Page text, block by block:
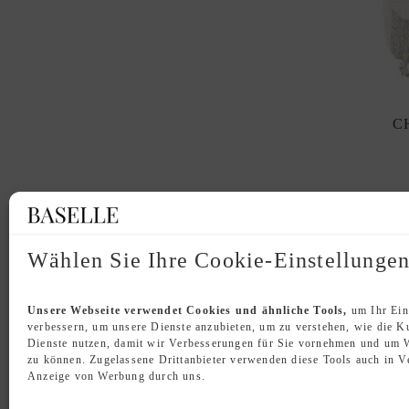
Wählen Sie Ihre Cookie-
Unsere Webseite verwendet Cookies und ähnliche Tools, um Ihr
verbessern, um unsere Dienste anzubieten, um zu verstehen, wie die
Dienste nutzen, damit wir Verbesserungen für Sie vornehmen und um
zu können. Zugelassene Drittanbieter verwenden diese Tools auch in
Anzeige von Werbung durch uns.